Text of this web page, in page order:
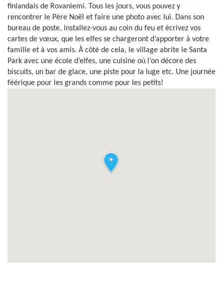
finlandais de Rovaniemi. Tous les jours, vous pouvez y
rencontrer le Père Noël et faire une photo avec lui. Dans son
bureau de poste, installez-vous au coin du feu et écrivez vos
cartes de vœux, que les elfes se chargeront d’apporter à votre
famille et à vos amis. À côté de cela, le village abrite le Santa
Park avec une école d’elfes, une cuisine où l’on décore des
biscuits, un bar de glace, une piste pour la luge etc. Une journée
féérique pour les grands comme pour les petits!